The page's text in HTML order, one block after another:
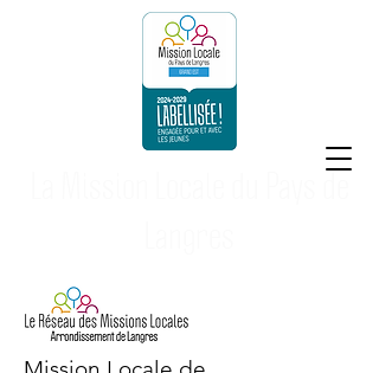
La Mission Locale du Pays de